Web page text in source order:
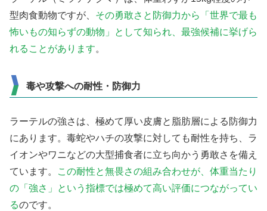
型肉食動物ですが、 その勇敢さと防御力から「世界で最も
怖いもの知らずの動物」として知られ、最強候補に挙げら
れることがあります。
毒や攻撃への耐性・防御力
ラーテルの強さは、極めて厚い皮膚と脂肪層による防御力
にあります。毒蛇やハチの攻撃に対しても耐性を持ち、ラ
イオンやワニなどの大型捕食者に立ち向かう勇敢さを備え
ています。
この耐性と無畏さの組み合わせが、体重当たり
の「強さ」という指標では極めて高い評価につながってい
るのです。